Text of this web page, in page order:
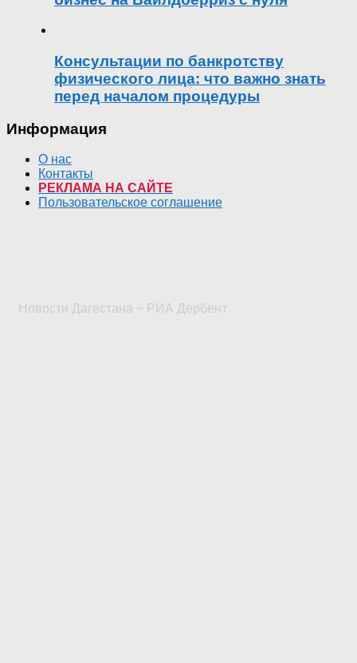
Консультации по банкротству
физического лица: что важно знать
перед началом процедуры
Информация
О нас
Контакты
РЕКЛАМА НА САЙТЕ
Пользовательское соглашение
Новости Дагестана ~ РИА Дербент